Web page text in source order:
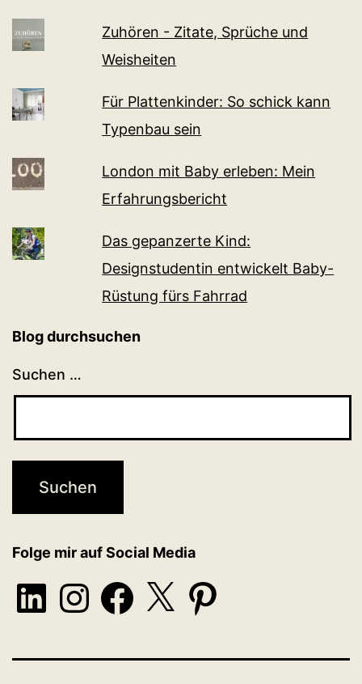
Zuhören - Zitate, Sprüche und
Weisheiten
Für Plattenkinder: So schick kann
Typenbau sein
London mit Baby erleben: Mein
Erfahrungsbericht
Das gepanzerte Kind:
Designstudentin entwickelt Baby-
Rüstung fürs Fahrrad
Blog durchsuchen
Suchen …
Folge mir auf Social Media
LinkedInInstagramFacebook
X Pinterest